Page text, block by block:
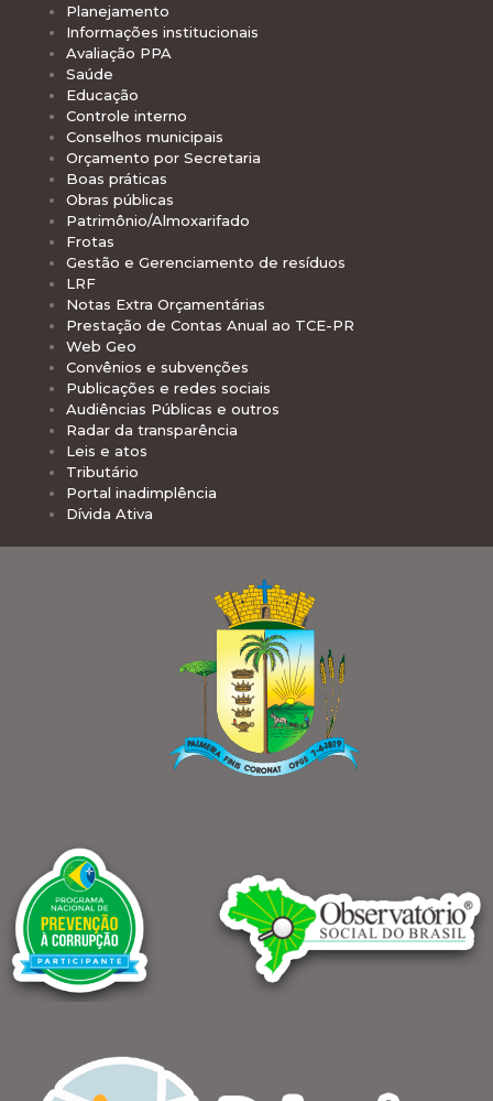
Planejamento
Informações institucionais
Avaliação PPA
Saúde
Educação
Controle interno
Conselhos municipais
Orçamento por Secretaria
Boas práticas
Obras públicas
Patrimônio/Almoxarifado
Frotas
Gestão e Gerenciamento de resíduos
LRF
Notas Extra Orçamentárias
Prestação de Contas Anual ao TCE-PR
Web Geo
Convênios e subvenções
Publicações e redes sociais
Audiências Públicas e outros
Radar da transparência
Leis e atos
Tributário
Portal inadimplência
Dívida Ativa